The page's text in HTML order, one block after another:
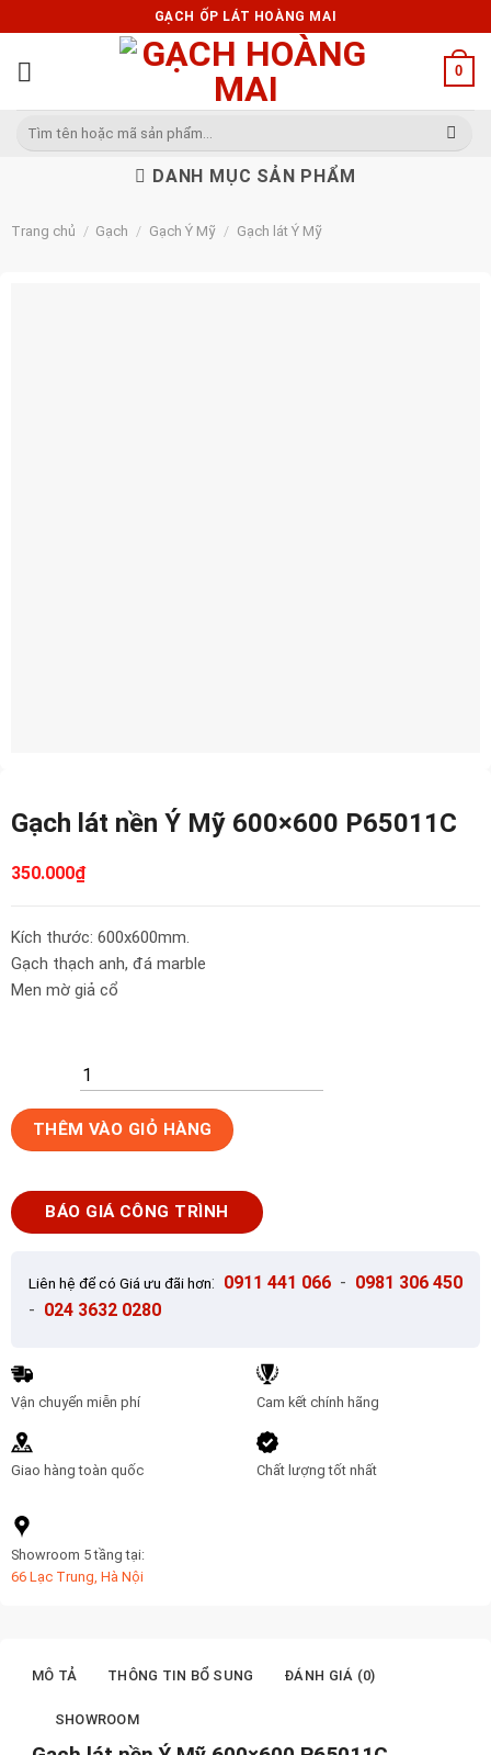
to
content
GẠCH ỐP LÁT HOÀNG MAI
0
Tìm
DANH MỤC SẢN PHẨM
Trang chủ / Gạch / Gạch Ý Mỹ / Gạch lát Ý Mỹ
Gạch lát nền Ý Mỹ 600×600 P65011C
350.000₫
Kích thước: 600x600mm.
Gạch thạch anh, đá marble
Men mờ giả cổ
Gạch
lát
Ý
Mỹ
lượng
THÊM VÀO GIỎ HÀNG
BÁO GIÁ CÔNG TRÌNH
Liên hệ để có Giá ưu đãi hơn: 0911 441 066 - 0981 306 450
- 024 3632 0280
Vận chuyển miễn phí
Giao hàng toàn quốc
Cam kết chính hãng
Chất lượng tốt nhất
Showroom 5 tầng tại:
66 Lạc Trung, Hà Nội
MÔ TẢ THÔNG TIN BỔ SUNG ĐÁNH GIÁ (0)
SHOWROOM